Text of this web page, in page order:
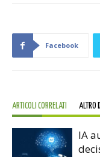
Facebook
ARTICOLI CORRELATI ALTRO
IA